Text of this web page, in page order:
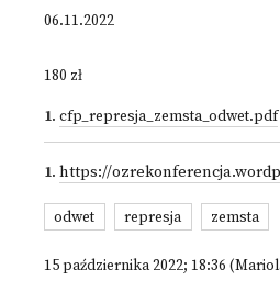
06.11.2022
180 zł
1. cfp_represja_zemsta_odwet.pdf
1. https://
odwet represja zemsta
15 października 2022; 18:36